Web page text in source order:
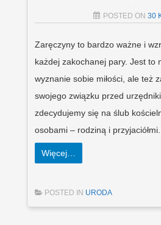
POSTED ON 30
Zaręczyny to bardzo ważne i
każdej zakochanej pary. Jest to
wyznanie sobie miłości, ale też
swojego związku przed
zdecydujemy się na ślub
osobami – rodziną i
Więcej…
POSTED IN URODA